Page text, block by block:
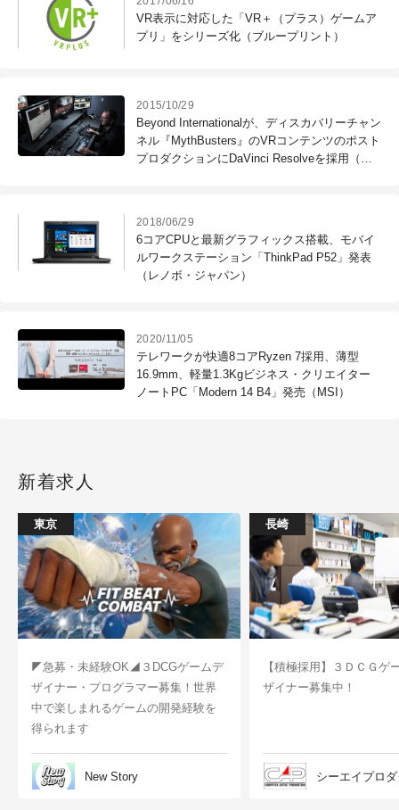
VR表示に対応した「VR＋（プラス）ゲームア
プリ」をシリーズ化（ブループリント）
2015/10/29
Beyond Internationalが、ディスカバリーチャン
ネル『MythBusters』のVRコンテンツのポスト
プロダクションにDaVinci Resolveを採用（ブ
2018/06/29
6コアCPUと最新グラフィックス搭載、モバイ
ルワークステーション「ThinkPad P52」発表
（レノボ・ジャパン）
2020/11/05
テレワークが快適8コアRyzen 7採用、薄型
16.9mm、軽量1.3Kgビジネス・クリエイター
ノートPC「Modern 14 B4」発売（MSI）
新着求人
東京
◤急募・未経験OK◢３DCGゲームデ
ザイナー・プログラマー募集！世界
中で楽しまれるゲームの開発経験を
得られます
New Story
長崎
【積極採用】３ＤＣＧゲ
ザイナー募集中！
シーエイプロ